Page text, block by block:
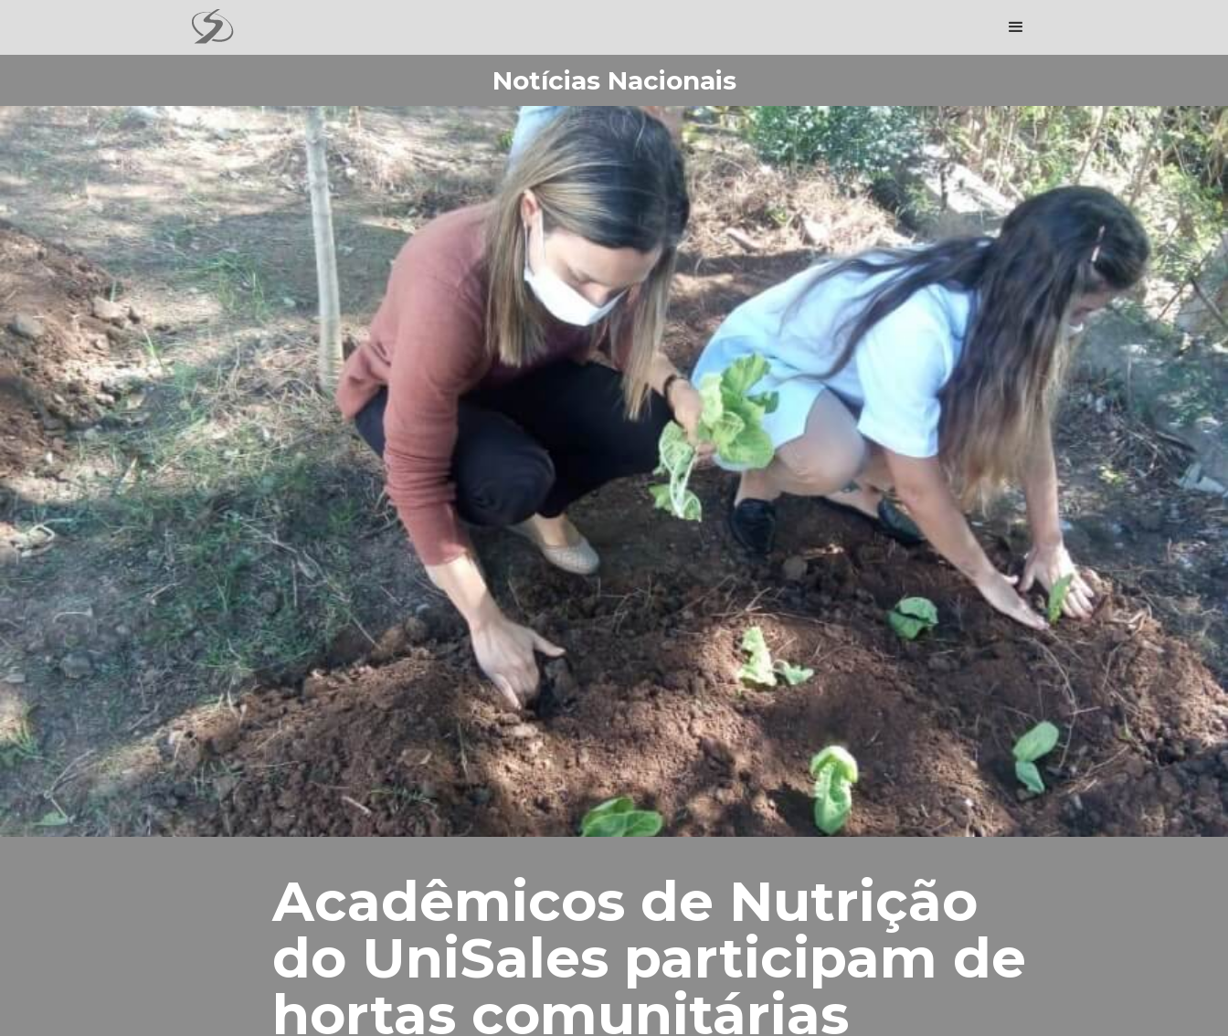
Notícias Nacionais
Acadêmicos de Nutrição
do UniSales participam de
hortas comunitárias